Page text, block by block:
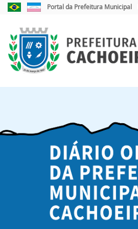
Link
externo
Portal
Brasil
Link
externo
Portal
do
Governo
do
Estado
do
Portal da Prefeitura Municipal